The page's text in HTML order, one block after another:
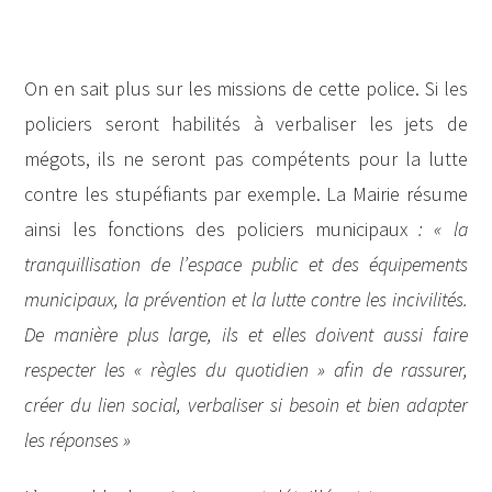
On en sait plus sur les missions de cette police. Si les
policiers seront habilités à verbaliser les jets de
mégots, ils ne seront pas compétents pour la lutte
contre les stupéfiants par exemple. La Mairie résume
ainsi les fonctions des policiers municipaux: « la
tranquillisation de l’espace public et des équipements
municipaux, la prévention et la lutte contre les incivilités.
De manière plus large, ils et elles doivent aussi faire
respecter les « règles du quotidien » afin de rassurer,
créer du lien social, verbaliser si besoin et bien adapter
les réponses »